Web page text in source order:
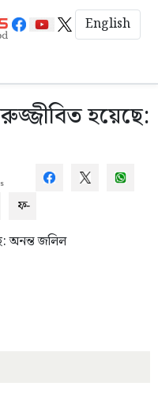
English
হয়েছে:
ফ-